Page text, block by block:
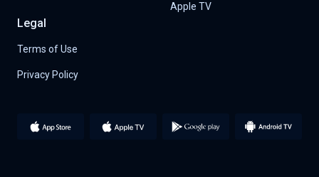
Apple TV
Legal
Terms of Use
Privacy Policy